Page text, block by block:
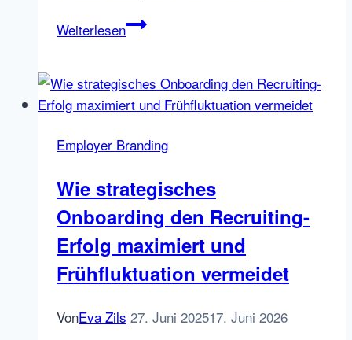
WeiterlesenInbound
Talent
Leads
(und
Employer Branding
Wie strategisches
Onboarding den Recruiting-
Erfolg maximiert und
Frühfluktuation vermeidet
VonEva Zils 27. Juni 202517. Juni 2026